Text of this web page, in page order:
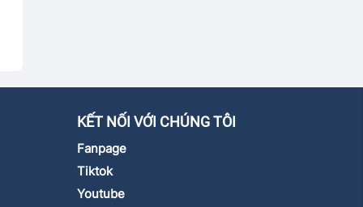
KẾT NỐI VỚI CHÚNG TÔI
Fanpage
Tiktok
Youtube